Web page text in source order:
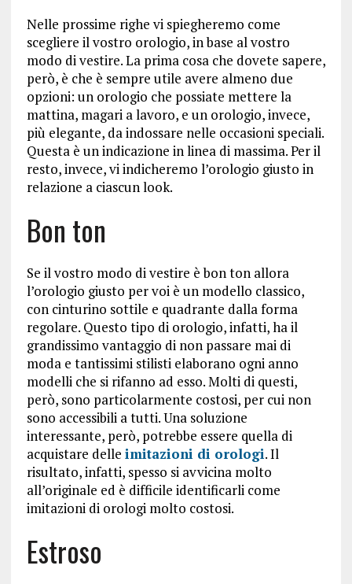
Nelle prossime righe vi spiegheremo come
scegliere il vostro orologio, in base al vostro
modo di vestire. La prima cosa che dovete sapere,
però, è che è sempre utile avere almeno due
opzioni: un orologio che possiate mettere la
mattina, magari a lavoro, e un orologio, invece,
più elegante, da indossare nelle occasioni speciali.
Questa è un indicazione in linea di massima. Per il
resto, invece, vi indicheremo l’orologio giusto in
relazione a ciascun look.
Bon ton
Se il vostro modo di vestire è bon ton allora
l’orologio giusto per voi è un modello classico,
con cinturino sottile e quadrante dalla forma
regolare. Questo tipo di orologio, infatti, ha il
grandissimo vantaggio di non passare mai di
moda e tantissimi stilisti elaborano ogni anno
modelli che si rifanno ad esso. Molti di questi,
però, sono particolarmente costosi, per cui non
sono accessibili a tutti. Una soluzione
interessante, però, potrebbe essere quella di
acquistare delle imitazioni di orologi. Il
risultato, infatti, spesso si avvicina molto
all’originale ed è difficile identificarli come
imitazioni di orologi molto costosi.
Estroso